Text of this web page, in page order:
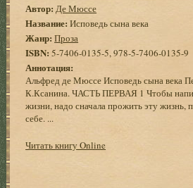
Автор: Де Мюссе
Название: Исповедь сына века
Жанр: Проза
ISBN: 5-7406-0135-5, 978-5-7406-0135-9
Аннотация:
Альфред де Мюссе Исповедь сына века
К.Ксанина. ЧАСТЬ ПЕРВАЯ 1 Чтобы
жизни, надо сначала прожить эту жизнь,
себе. ...
Читать книгу Online